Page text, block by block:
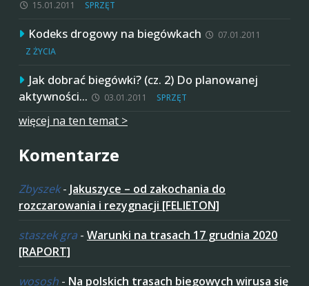
15.01.2011 SPRZĘT
Kodeks drogowy na biegówkach
07.01.2011
Z ŻYCIA
Jak dobrać biegówki? (cz. 2) Do planowanej
aktywności…
03.01.2011 SPRZĘT
więcej na ten temat >
Komentarze
Zbyszek- Jakuszyce – od zakochania do
rozczarowania i rezygnacji [FELIETON]
staszek gra - Warunki na trasach 17 grudnia 2020
[RAPORT]
wososh - Na polskich trasach biegowych wirusa się